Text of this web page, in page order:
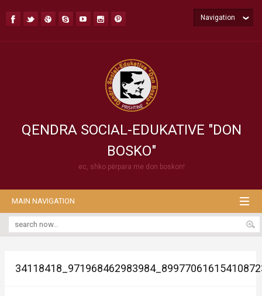
QENDRA SOCIAL-EDUKATIVE "DON
BOSKO"
ec, shko përpara me don boskon!
Navigation
MAIN NAVIGATION